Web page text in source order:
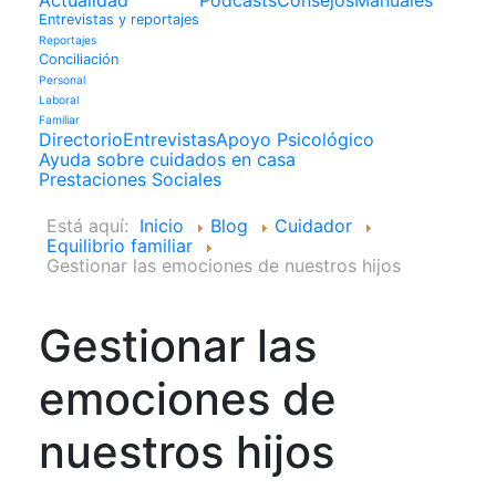
Entrevistas y reportajes
Reportajes
Conciliación
Personal
Laboral
Familiar
DirectorioEntrevistasApoyo Psicológico
Ayuda sobre cuidados en casa
Prestaciones Sociales
Está aquí: Inicio Blog
Cuidador
Equilibrio familiar
Gestionar las emociones de nuestros hijos
Gestionar las
emociones de
nuestros hijos